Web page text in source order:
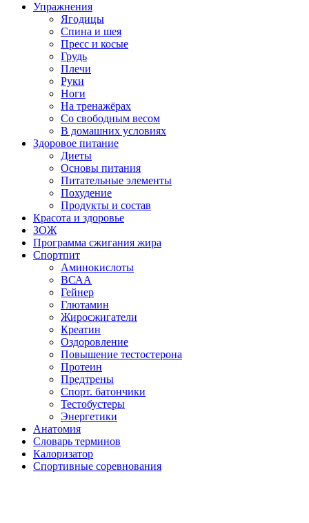
Упражнения
Ягодицы
Спина и шея
Пресс и косые
Грудь
Плечи
Руки
Ноги
На тренажёрах
Со свободным весом
В домашних условиях
Здоровое питание
Диеты
Основы питания
Питательные элементы
Похудение
Продукты и состав
Красота и здоровье
ЗОЖ
Программа сжигания жира
Спортпит
Аминокислоты
ВСАА
Гейнер
Глютамин
Жиросжигатели
Креатин
Оздоровление
Повышение тестостерона
Протеин
Предтрены
Спорт. батончики
Тестобустеры
Энергетики
Анатомия
Словарь терминов
Калоризатор
Спортивные соревнования